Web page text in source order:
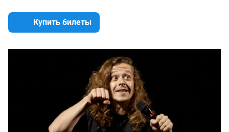
Купить билеты